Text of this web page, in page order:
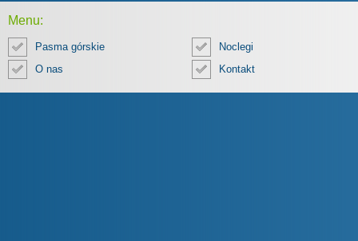
Menu:
Pasma górskie
Noclegi
O nas
Kontakt